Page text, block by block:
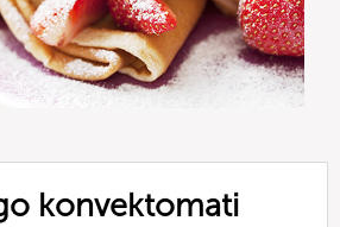
konvektomati